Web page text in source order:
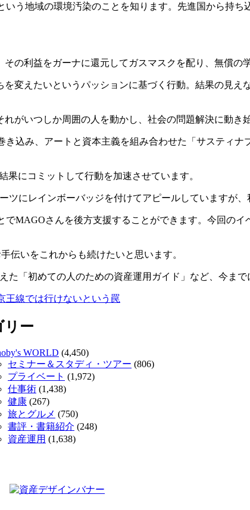
う地域の環境汚染のことを知ります。先進国から持ち
の利益をガーナに還元してガスマスクを配り、無償の
変えたいというパッションに基づく行動。結果の見え
がいつしか周囲の人を動かし、社会の問題解決に動き
込み、アートと資本主義を組み合わせた「サスティナ
果にコミットして行動を加速させています。
にレインボーバッジを付けてアピールしていますが、
MAGOさんを後方支援することができます。今回の
伝いをこれからも続けたいと思います。
た「初めての人のための資産運用ガイド」など、今ま
王線では行けないという罠
リー
WORLD (4,450)
セミナー＆スタディ・ツアー (806)
プライベート (1,972)
仕事術 (1,438)
健康 (267)
旅とグルメ (750)
書評・書籍紹介 (248)
資産運用 (1,638)